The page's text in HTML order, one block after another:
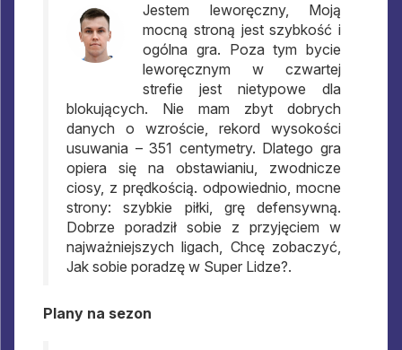
Jestem leworęczny, Moją
mocną stroną jest szybkość i
ogólna gra. Poza tym bycie
leworęcznym w czwartej
strefie jest nietypowe dla
blokujących. Nie mam zbyt dobrych
danych o wzroście, rekord wysokości
usuwania – 351 centymetry. Dlatego gra
opiera się na obstawianiu, zwodnicze
ciosy, z prędkością. odpowiednio, mocne
strony: szybkie piłki, grę defensywną.
Dobrze poradził sobie z przyjęciem w
najważniejszych ligach, Chcę zobaczyć,
Jak sobie poradzę w Super Lidze?.
Plany na sezon